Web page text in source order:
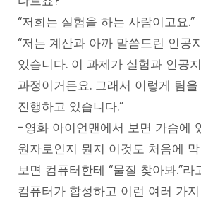
“저희는 실험을 하는 사람이고요.”
“저는 계산과 아까 말씀드린 인공
있습니다. 이 과제가 실험과 인공
과정이거든요. 그래서 이렇게 팀
진행하고 있습니다.”
-영화 아이언맨에서 보면 가슴에
원자로인지 뭔지 이것도 처음에
보면 컴퓨터한테 “물질 찾아봐.”라
컴퓨터가 합성하고 이런 여러 가